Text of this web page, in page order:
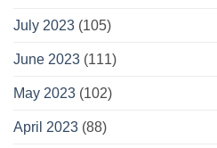
July 2023 (105)
June 2023 (111)
May 2023 (102)
April 2023 (88)